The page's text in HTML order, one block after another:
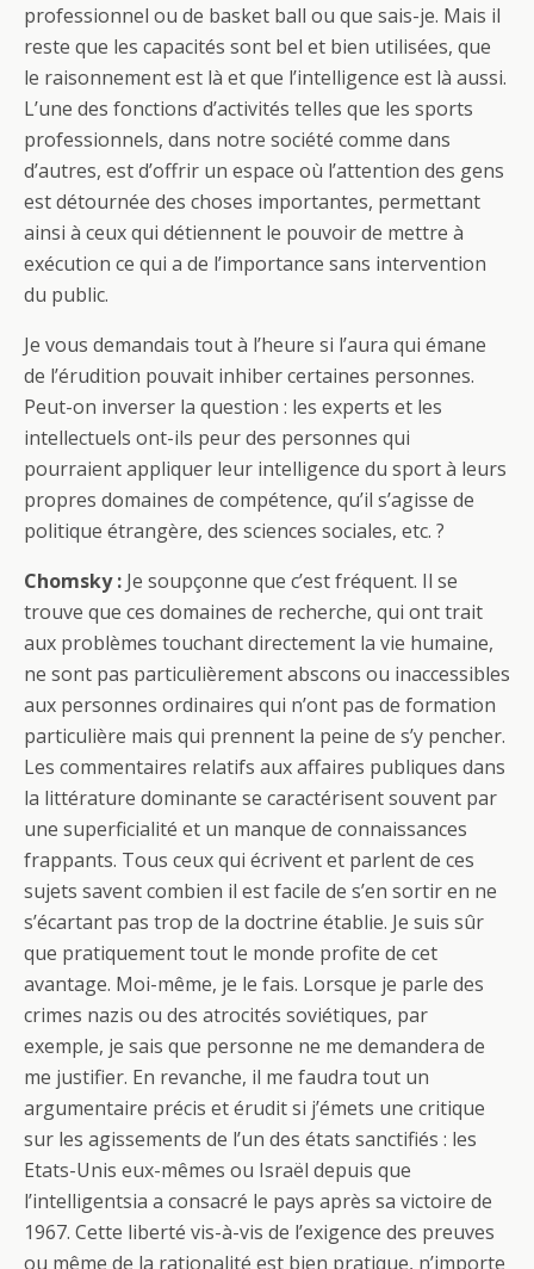
professionnel ou de basket ball ou que sais-je. Mais il
reste que les capacités sont bel et bien utilisées, que
le raisonnement est là et que l’intelligence est là aussi.
L’une des fonctions d’activités telles que les sports
professionnels, dans notre société comme dans
d’autres, est d’offrir un espace où l’attention des gens
est détournée des choses importantes, permettant
ainsi à ceux qui détiennent le pouvoir de mettre à
exécution ce qui a de l’importance sans intervention
du public.
Je vous demandais tout à l’heure si l’aura qui émane
de l’érudition pouvait inhiber certaines personnes.
Peut-on inverser la question : les experts et les
intellectuels ont-ils peur des personnes qui
pourraient appliquer leur intelligence du sport à leurs
propres domaines de compétence, qu’il s’agisse de
politique étrangère, des sciences sociales, etc. ?
Chomsky : Je soupçonne que c’est fréquent. Il se
trouve que ces domaines de recherche, qui ont trait
aux problèmes touchant directement la vie humaine,
ne sont pas particulièrement abscons ou inaccessibles
aux personnes ordinaires qui n’ont pas de formation
particulière mais qui prennent la peine de s’y pencher.
Les commentaires relatifs aux affaires publiques dans
la littérature dominante se caractérisent souvent par
une superficialité et un manque de connaissances
frappants. Tous ceux qui écrivent et parlent de ces
sujets savent combien il est facile de s’en sortir en ne
s’écartant pas trop de la doctrine établie. Je suis sûr
que pratiquement tout le monde profite de cet
avantage. Moi-même, je le fais. Lorsque je parle des
crimes nazis ou des atrocités soviétiques, par
exemple, je sais que personne ne me demandera de
me justifier. En revanche, il me faudra tout un
argumentaire précis et érudit si j’émets une critique
sur les agissements de l’un des états sanctifiés : les
Etats-Unis eux-mêmes ou Israël depuis que
l’intelligentsia a consacré le pays après sa victoire de
1967. Cette liberté vis-à-vis de l’exigence des preuves
ou même de la rationalité est bien pratique, n’importe